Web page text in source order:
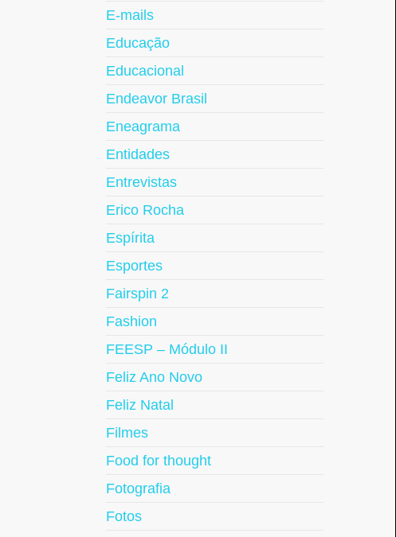
E-mails
Educação
Educacional
Endeavor Brasil
Eneagrama
Entidades
Entrevistas
Erico Rocha
Espírita
Esportes
Fairspin 2
Fashion
FEESP – Módulo II
Feliz Ano Novo
Feliz Natal
Filmes
Food for thought
Fotografia
Fotos